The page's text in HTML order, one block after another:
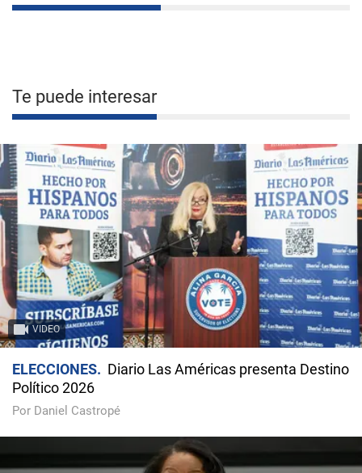
Te puede interesar
VIDEO
ELECCIONES
Diario Las Américas presenta Destino
Político 2026
Por Daniel Castropé